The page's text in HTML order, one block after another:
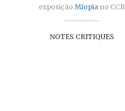
exposição Miopia no CCB
NOTES CRITIQUES